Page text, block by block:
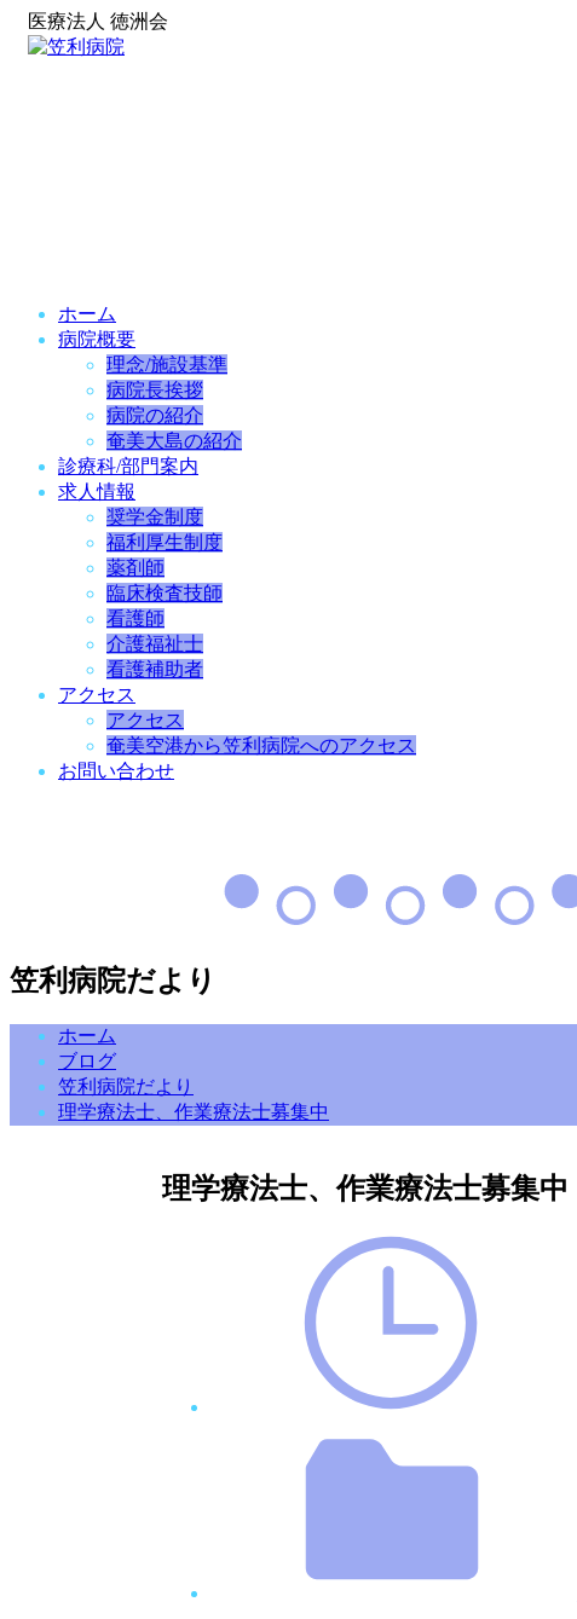
医療法人 徳洲会
ホーム
病院概要
理念/施設基準
病院長挨拶
病院の紹介
奄美大島の紹介
診療科/部門案内
求人情報
奨学金制度
福利厚生制度
薬剤師
臨床検査技師
看護師
介護福祉士
看護補助者
アクセス
アクセス
奄美空港から笠利病院へのアクセス
お問い合わせ
笠利病院だより
ホーム
ブログ
笠利病院だより
理学療法士、作業療法士募集中
理学療法士、作業療法士募集中